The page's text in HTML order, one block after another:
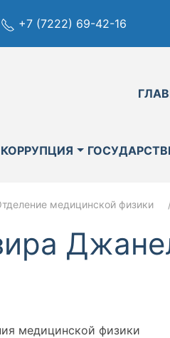
+7 (7222) 69-42-16
медицинской физики
медицинской физики